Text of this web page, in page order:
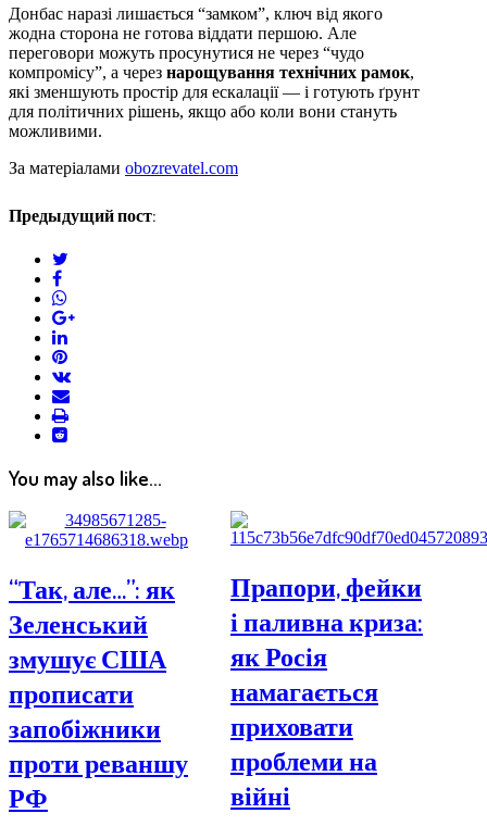
Донбас наразі лишається “замком”, ключ від якого
жодна сторона не готова віддати першою. Але
переговори можуть просунутися не через “чудо
компромісу”, а через нарощування технічних рамок,
які зменшують простір для ескалації — і готують ґрунт
для політичних рішень, якщо або коли вони стануть
можливими.
За матеріалами obozrevatel.com
Предыдущий пост:
facebook
google+
linkedin
pinterest
vkontakte
email
print
reddit
reddit
You may also like...
“Так, але…”: як
Зеленський
змушує США
прописати
запобіжники
проти реваншу
РФ
Прапори, фейки
і паливна криза:
як Росія
намагається
приховати
проблеми на
війні